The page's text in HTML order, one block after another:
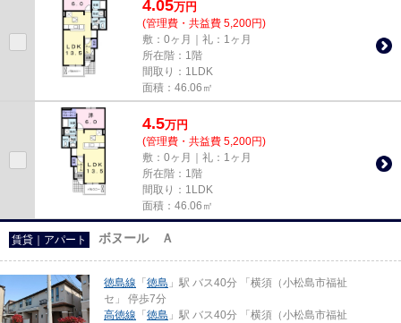
4.05万円
(管理費・共益費 5,200円)
敷：0ヶ月｜礼：1ヶ月
所在階：1階
間取り：1LDK
面積：46.06㎡
4.5万円
(管理費・共益費 5,200円)
敷：0ヶ月｜礼：1ヶ月
所在階：1階
間取り：1LDK
面積：46.06㎡
賃貸｜アパート ボヌール Ａ
徳島線 「 徳島 」駅 バス40分 「横須（小松島市福祉
セ」 停歩7分
高徳線 「 徳島 」駅 バス40分 「横須（小松島市福祉